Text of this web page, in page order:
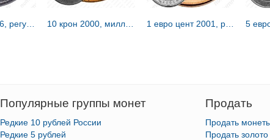
1 евро цент 2001, регулярный чекан Монако [Монако]
Популярные группы монет
Редкие 10 рублей России
Редкие 5 рублей
Продать
Продать
Продать золото